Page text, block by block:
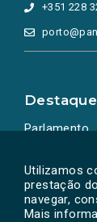
Utilizamos
prestação
navegar,
Mais
+351 228
Parlamento